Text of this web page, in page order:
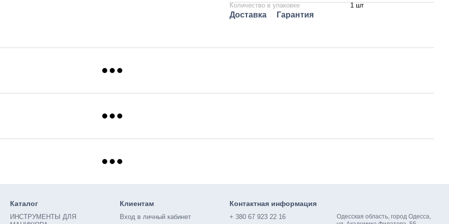
Количество в упаковке
1 шт
Доставка Гарантия
Каталог
ИНСТРУМЕНТЫ ДЛЯ
Клиентам
Вход в личный кабинет
Контактная информация
+ 380 67 923 22 16
Одесская область, город Одесса,